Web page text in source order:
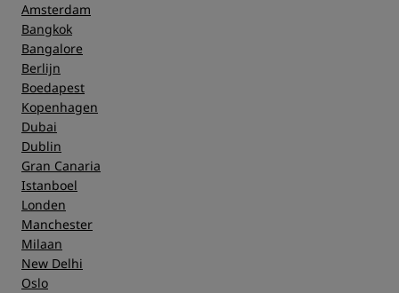
Amsterdam
Bangkok
Bangalore
Berlijn
Boedapest
Kopenhagen
Dubai
Dublin
Gran Canaria
Istanboel
Londen
Manchester
Milaan
New Delhi
Oslo